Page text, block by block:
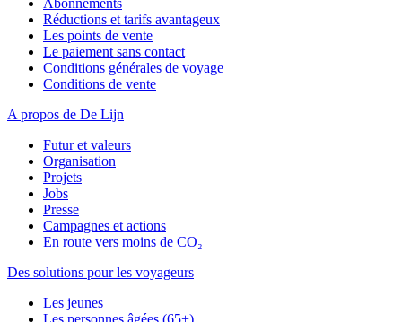
Abonnements
Réductions et tarifs avantageux
Les points de vente
Le paiement sans contact
Conditions générales de voyage
Conditions de vente
A propos de De Lijn
Futur et valeurs
Organisation
Projets
Jobs
Presse
Campagnes et actions
En route vers moins de CO₂
Des solutions pour les voyageurs
Les jeunes
Les personnes âgées (65+)